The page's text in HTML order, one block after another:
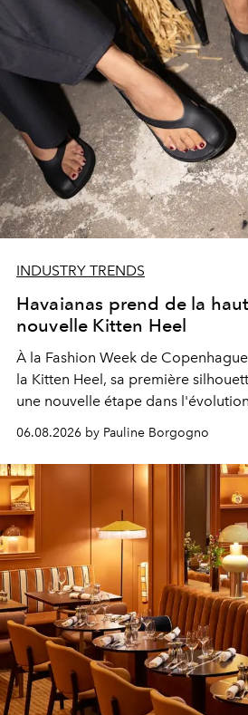
INDUSTRY TRENDS
Havaianas prend de la
nouvelle Kitten Heel
À la Fashion Week de
la Kitten Heel, sa première
une nouvelle étape dans
06.08.2026 by Pauline Borgogno